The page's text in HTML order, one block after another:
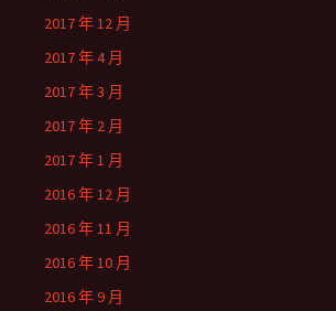
2017 年 12 月
2017 年 4 月
2017 年 3 月
2017 年 2 月
2017 年 1 月
2016 年 12 月
2016 年 11 月
2016 年 10 月
2016 年 9 月